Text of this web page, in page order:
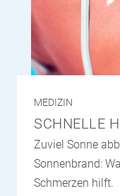
MEDIZIN
SCHNELLE
Zuviel Sonne
Sonnenbrand:
Schmerzen hilft.